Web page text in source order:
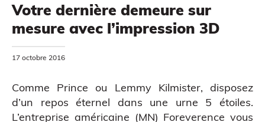
MODÉLISATION 3D
Votre dernière demeure sur
mesure avec l’impression 3D
17 octobre 2016
Comme Prince ou Lemmy Kilmister, disposez
d’un repos éternel dans une urne 5 étoiles.
L’entreprise américaine (MN) Foreverence vous